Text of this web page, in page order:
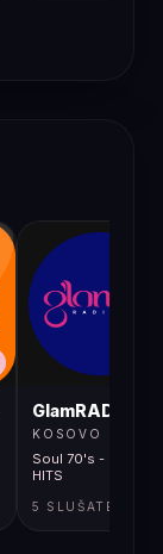
GlamRADIO
KOSOVO
Soul 70's - Soul
HITS
5 SLUŠATELJA